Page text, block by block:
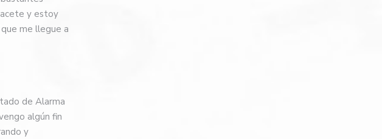
y estoy
me llegue a
de Alarma
algún fin
y